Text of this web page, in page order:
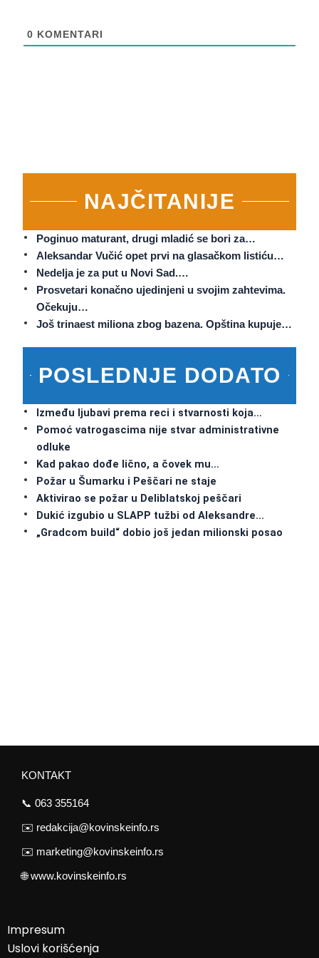
0 KOMENTARI
NAJČITANIJE
Poginuo maturant, drugi mladić se bori za…
Aleksandar Vučić opet prvi na glasačkom listiću…
Nedelja je za put u Novi Sad.…
Prosvetari konačno ujedinjeni u svojim zahtevima.
Očekuju…
Još trinaest miliona zbog bazena. Opština kupuje…
POSLEDNJE DODATO
Između ljubavi prema reci i stvarnosti koja…
Pomoć vatrogascima nije stvar administrativne
odluke
Kad pakao dođe lično, a čovek mu…
Požar u Šumarku i Peščari ne staje
Aktivirao se požar u Deliblatskoj peščari
Dukić izgubio u SLAPP tužbi od Aleksandre…
„Gradcom build“ dobio još jedan milionski posao
KONTAKT
📞 063 355164
✉️ redakcija@kovinskeinfo.rs
✉️ marketing@kovinskeinfo.rs
🌐www.kovinskeinfo.rs
Impresum
Uslovi korišćenja